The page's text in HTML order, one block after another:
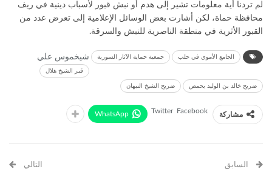
لم تردنا أية معلومات تشير إلى هدم أو نبش قبور لأسباب دينية في ريف
محافظة حماة، لكن أشارت بعض الوسائل الإعلامية إلى تعرض عدد من
القبور الأثرية في منطقة الناصرية للنبش والسرقة.
الجامع الأموي في حلب جمعية حماية الآثار السورية شيخموس علي
ضريح الشيخ النبهان ضريح خالد بن الوليد بحمص
قبر الشيخ هلال
مشاركة Facebook
Twitter
WhatsApp
السابق التالي